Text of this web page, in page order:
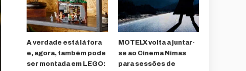
A verdade está lá fora
e, agora, também pode
ser montada em LEGO:
MOTELX volta a juntar-
se ao Cinema Nimas
para sessões de